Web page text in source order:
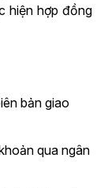
hiện hợp đồng
bản giao
qua ngân